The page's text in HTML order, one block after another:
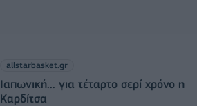
allstarbasket.gr
Ιαπωνική... για τέταρτο σερί χρόνο η
Καρδίτσα